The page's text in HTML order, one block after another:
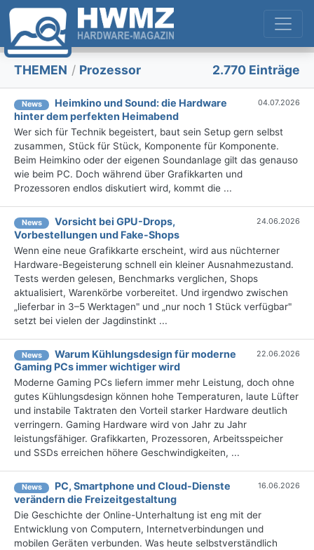
THEMEN / Prozessor 2.770 Einträge
News
Heimkino und Sound: die Hardware
hinter dem perfekten Heimabend
04.07.2026
Wer sich für Technik begeistert, baut sein Setup gern selbst
zusammen, Stück für Stück, Komponente für Komponente.
Beim Heimkino oder der eigenen Soundanlage gilt das genauso
wie beim PC. Doch während über Grafikkarten und
Prozessoren endlos diskutiert wird, kommt die ...
News
Vorsicht bei GPU-Drops,
Vorbestellungen und Fake-Shops
24.06.2026
Wenn eine neue Grafikkarte erscheint, wird aus nüchterner
Hardware-Begeisterung schnell ein kleiner Ausnahmezustand.
Tests werden gelesen, Benchmarks verglichen, Shops
aktualisiert, Warenkörbe vorbereitet. Und irgendwo zwischen
„lieferbar in 3–5 Werktagen" und „nur noch 1 Stück verfügbar"
setzt bei vielen der Jagdinstinkt ...
News
Warum Kühlungsdesign für moderne
Gaming PCs immer wichtiger wird
22.06.2026
Moderne Gaming PCs liefern immer mehr Leistung, doch ohne
gutes Kühlungsdesign können hohe Temperaturen, laute Lüfter
und instabile Taktraten den Vorteil starker Hardware deutlich
verringern. Gaming Hardware wird von Jahr zu Jahr
leistungsfähiger. Grafikkarten, Prozessoren, Arbeitsspeicher
und SSDs erreichen höhere Geschwindigkeiten, ...
News
PC, Smartphone und Cloud-Dienste
verändern die Freizeitgestaltung
16.06.2026
Die Geschichte der Online-Unterhaltung ist eng mit der
Entwicklung von Computern, Internetverbindungen und
mobilen Geräten verbunden. Was heute selbstverständlich